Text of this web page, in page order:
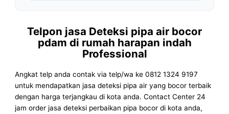
Telpon jasa Deteksi pipa air bocor
pdam di rumah harapan indah
Professional
Angkat telp anda contak via telp/wa ke 0812 1324 9197
untuk mendapatkan jasa deteksi pipa air yang bocor terbaik
dengan harga terjangkau di kota anda. Contact Center 24
jam order jasa deteksi perbaikan pipa bocor di kota anda,